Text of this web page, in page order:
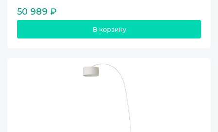
50 989 ₽
В корзину